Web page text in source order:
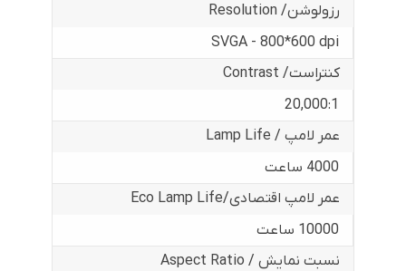
رزولوشن/ Resolution
SVGA - 800*600 dpi
کنتراست/ Contrast
20,000:1
عمر لامپ / Lamp Life
4000 ساعت
عمر لامپ اقتصادی/Eco Lamp Life
10000 ساعت
نسبت نمایش / Aspect Ratio